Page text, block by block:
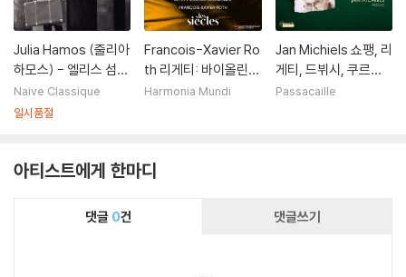
Julia Hamos (줄리아
하모스) - 엘리스 섬
(Ellis Island)
Naive Classique
일시품절
Francois-Xavier Ro
th 리게티: 바이올린
협주곡, 루마니아 협주
esc, Piano Concert
Harmonia Mundi
Jan Michiels 쇼팽, 리
게티, 드뷔시, 쿠르탁
의 피아노 작품들 - 전
Passacaille
아티스트에게 한마디
댓글 0건 댓글쓰기